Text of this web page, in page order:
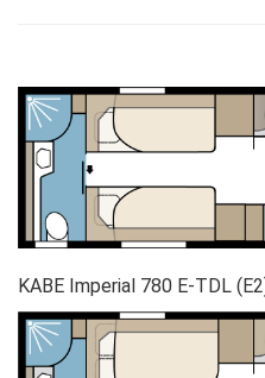
KABE Imperial 780 E-TDL